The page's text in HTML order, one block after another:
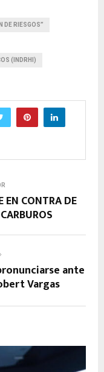
DE RIESGOS”
(INDRHI)
EN CONTRA DE
ante
Vargas